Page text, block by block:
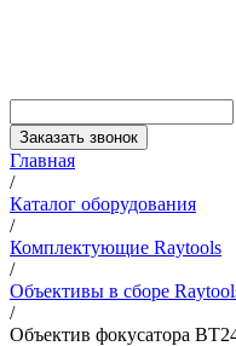
Заказать звонок
Главная
/
Каталог оборудования
/
Комплектующие Raytools
/
Объективы в сборе
/
Объектив фокусатора